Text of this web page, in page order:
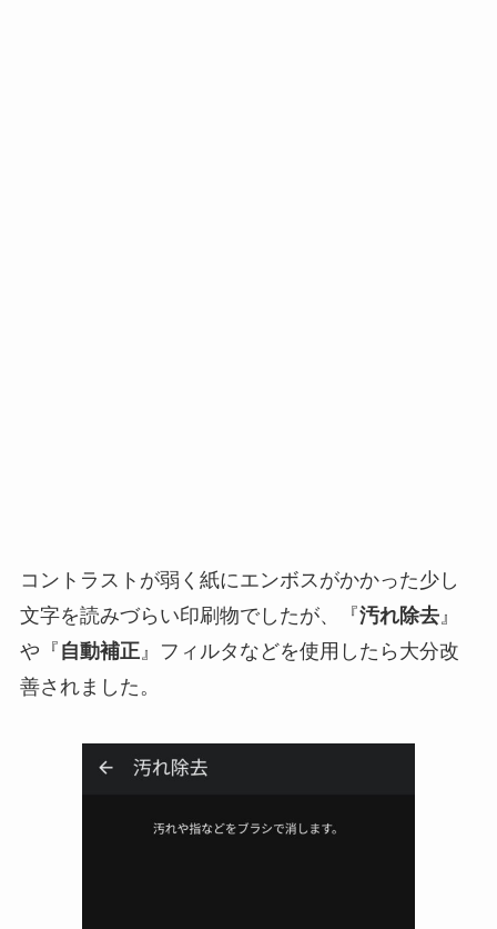
コントラストが弱く紙にエンボスがかかった少し
文字を読みづらい印刷物でしたが、『汚れ除去』
や『 自動補正』フィルタなどを使用したら大分改
善されました。